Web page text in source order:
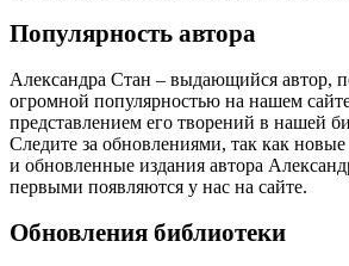
Популярность автора
Александра Стан – выдающийся автор,
огромной популярностью на нашем
представлением его творений в нашей
Следите за обновлениями, так как
и обновленные издания автора
первыми появляются у нас на сайте.
Обновления библиотеки